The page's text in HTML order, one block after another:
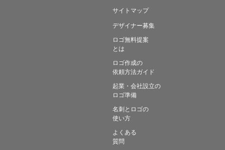
サイトマップ
デザイナー募集
ロゴ無料提案
とは
ロゴ作成の
依頼方法ガイド
起業・会社設立の
ロゴ準備
名刺とロゴの
使い方
よくある
質問